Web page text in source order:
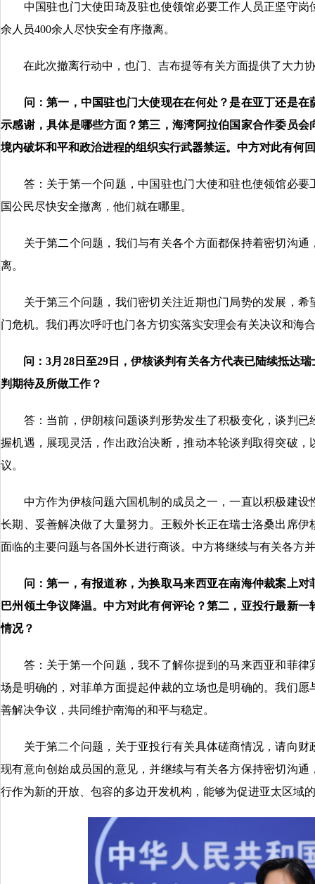
中国驻也门大使田琦及驻也使领馆必要工作人员正坚守岗
余人员400余人尽快安全有序撤离。
在此次撤离行动中，也门、吉布提等有关方面提供了大力
问：第一，中国驻也门大使现在在何处？是在亚丁还是
示感谢，具体是哪些方面？第三，海湾阿拉伯国家合作委员
境内破坏和平和政治进程的组织实行武器禁运。中方对此有何
答：关于第一个问题，中国驻也门大使和驻也使领馆必要
国公民尽快安全撤离，他们就在哪里。
关于第二个问题，我们与有关各个方面都保持着密切沟通
离。
关于第三个问题，我们密切关注近期也门局势的发展，希
门危机。我们再次呼吁也门各方切实落实安理会有关决议和海
问：3月 28日至29日，伊核谈判有关各方代表已陆续抵达
判期待及所做工作？
答：当前，伊朗核问题谈判形势发生了积极变化，谈判已
握机遇，展现灵活，作出政治决断，推动本轮谈判取得突破
议。
中方作为伊核问题六国机制的成员之一，一直以积极建设
长期、妥善解决做了大量努力。王毅外长正在瑞士洛桑出席
面临的主要问题与各国外长进行商谈。中方将继续与有关各方
问：第一，有报道称，为换取马来西亚在南海仲裁案上
巴州领土争议降温。中方对此有何评论？第二，亚投行最新
情况？
答：关于第一个问题，我不了解你提到的马来西亚和菲律
场是明确的，对菲单方面提起仲裁的立场也是明确的。我们
善解决争议，共同维护南海的和平与稳定。
关于第二个问题，关于亚投行有关具体磋商情况，请向财
现有意向创始成员国的意见，并继续与有关各方保持密切沟
行作为新的开放、包容的多边开发机构，能够为促进亚太区域